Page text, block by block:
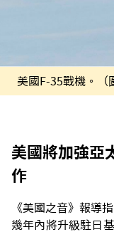
美國F-35戰機。（
美國將加強亞
作
《美國之音》報導
幾年內將升級駐日